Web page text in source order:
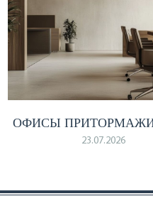
ОФИСЫ
23.07.2026